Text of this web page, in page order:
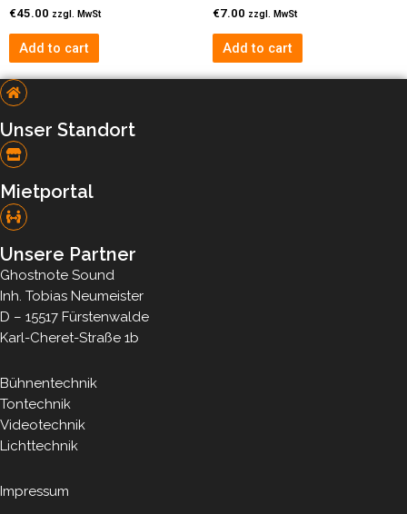
€45.00 zzgl. MwSt
Add to cart
€7.00 zzgl. MwSt
Add to cart
Unser Standort​
Mietportal
Unsere Partner
Ghostnote Sound
Inh. Tobias Neumeister
D – 15517 Fürstenwalde
Karl-Cheret-Straße 1b
Bühnentechnik
Tontechnik
Videotechnik
Lichttechnik
Impressum